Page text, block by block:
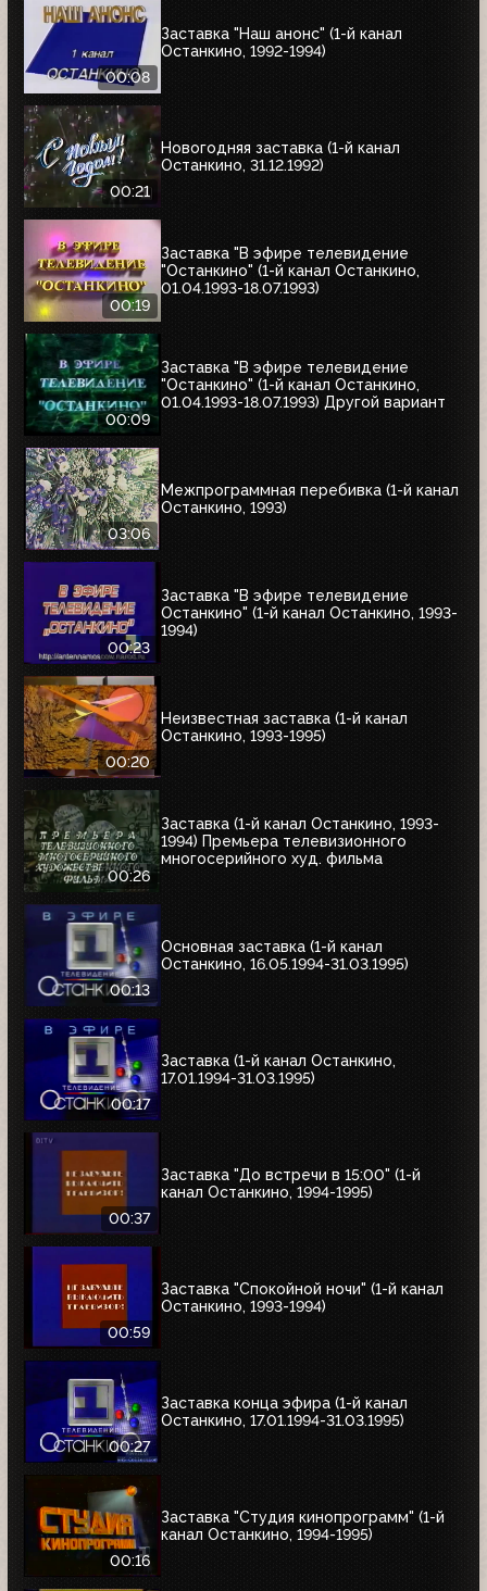
00:08
Заставка "Наш анонс" (1-й канал
Останкино, 1992-1994)
00:21
Новогодняя заставка (1-й канал
Останкино, 31.12.1992)
00:19
Заставка "В эфире телевидение
"Останкино" (1-й канал Останкино,
01.04.1993-18.07.1993)
00:09
Заставка "В эфире телевидение
"Останкино" (1-й канал Останкино,
01.04.1993-18.07.1993) Другой вариант
03:06
Межпрограммная перебивка (1-й канал
Останкино, 1993)
00:23
Заставка "В эфире телевидение
Останкино" (1-й канал Останкино, 1993-
1994)
00:20
Неизвестная заставка (1-й канал
Останкино, 1993-1995)
00:26
Заставка (1-й канал Останкино, 1993-
1994) Премьера телевизионного
многосерийного худ. фильма
00:13
Основная заставка (1-й канал
Останкино, 16.05.1994-31.03.1995)
00:17
Заставка (1-й канал Останкино,
17.01.1994-31.03.1995)
00:37
Заставка "До встречи в 15:00" (1-й
канал Останкино, 1994-1995)
00:59
Заставка "Спокойной ночи" (1-й канал
Останкино, 1993-1994)
00:27
Заставка конца эфира (1-й канал
Останкино, 17.01.1994-31.03.1995)
00:16
Заставка "Студия кинопрограмм" (1-й
канал Останкино, 1994-1995)